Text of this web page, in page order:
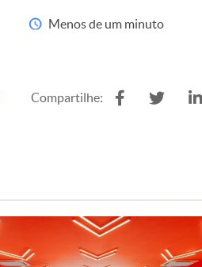
Menos de um minuto
Compartilhe: